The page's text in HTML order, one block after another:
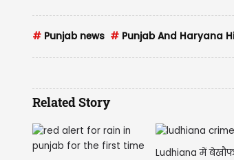
# Punjab news # Punjab And Haryana
Related Story
Ludhiana में